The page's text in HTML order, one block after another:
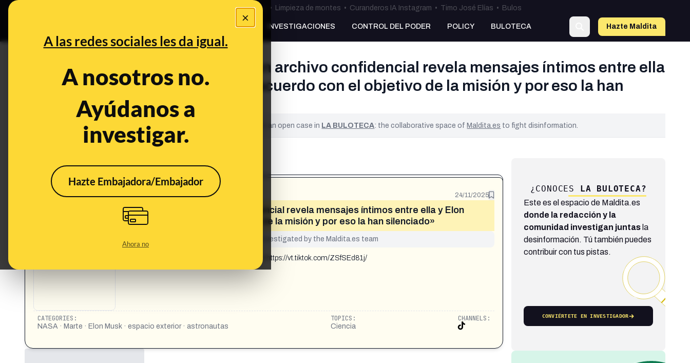
×
A las redes sociales les da igual.
A nosotros no.
Ayúdanos a
investigar.
Hazte Embajadora/Embajador
Ahora no
Bulos Ceuta • Limpieza de montes • Curanderos IA Instagram • Timo José Elías • Bulos
PREBUNKING INVESTIGACIONES CONTROL DEL PODER POLICY BULOTECA Hazte Maldita
¿Alisa Carson muere en Marte y un archivo confidencial revela mensajes íntimos entre ella
y Elon Musk, que estaban en desacuerdo con el objetivo de la misión y por eso la han
silenciado?
This content has NOT yet been verified. It is an open case in LA BULOTECA: the collaborative space ofMaldita.es to fight disinformation.
OPEN CASE
What's being said: 24/11/2025
«Alisa Carson muere en Marte y un archivo confidencial revela mensajes íntimos entre ella y Elon
Musk, que estaban en desacuerdo con el objetivo de la misión y por eso la han silenciado»
This content has not yet been investigated by the Maldita.es team
Escándalo en Marte: Ella amenazó con exponer la verdad y luego murió https://vt.tiktok.com/ZSfSEd81j/
CATEGORIES:
NASA · Marte · Elon Musk · espacio exterior · astronautas
TOPICS:
Ciencia
CHANNELS:
¿CONOCES LA BULOTECA?
Este es el espacio de Maldita.es
donde la redacción y la
comunidad investigan juntasla
desinformación. Tú también puedes
contribuir con tus pistas.
CONVIÉRTETE EN INVESTIGADOR